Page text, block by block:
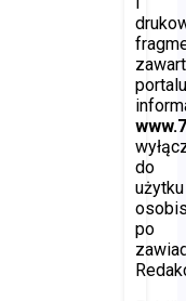
do
użytku
po